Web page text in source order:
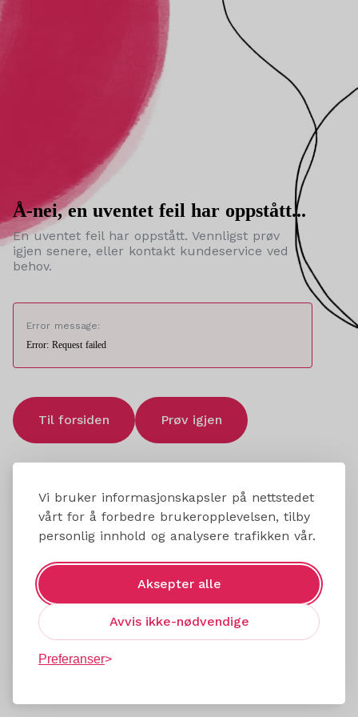
Vi bruker informasjonskapsler på nettstedet
vårt for å forbedre brukeropplevelsen, tilby
personlig innhold og analysere trafikken vår.
Aksepter alle
Avvis ikke-nødvendige
Preferanser
Å-nei, en uventet feil har oppstått...
En uventet feil har oppstått. Vennligst prøv
igjen senere, eller kontakt kundeservice ved
behov.
Error message:
Error: Request failed
Til forsiden Prøv igjen